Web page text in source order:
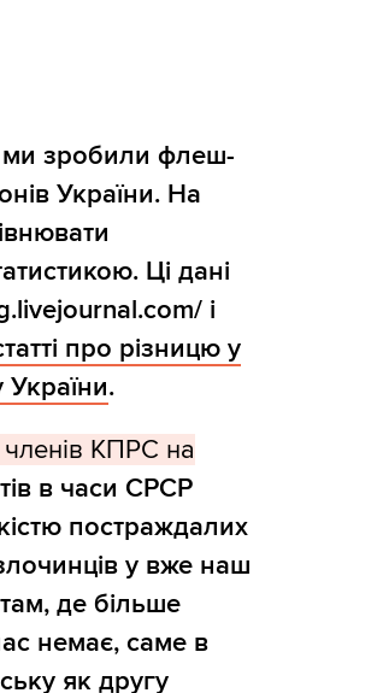
ми зробили флеш-
України. На
Ці дані
і
про різницю у
України.
членів КПРС на
в часи СРСР
постраждалих
у вже наш
де більше
немає, саме в
як другу